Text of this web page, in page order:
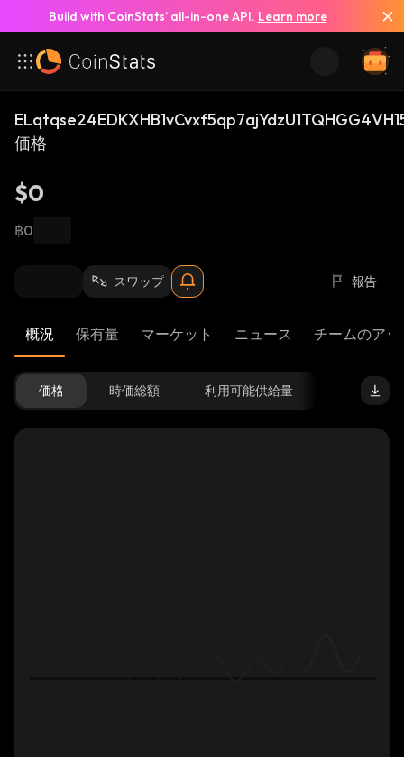
Build with CoinStats’ all-in-one API. Learn more
価格
$0
฿0
スワップ 報告
概況 保有量 マーケット ニュース チームのア
価格 時価総額 利用可能供給量